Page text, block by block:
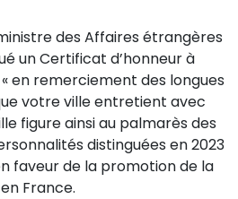
des Affaires étrangères
un Certificat d’honneur à
en remerciement des longues
votre ville entretient avec
figure ainsi au palmarès des
distinguées en 2023
faveur de la promotion de la
France.